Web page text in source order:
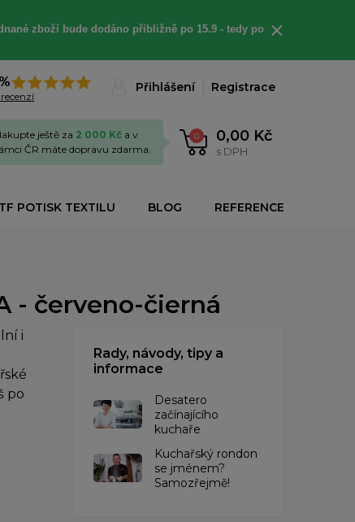
zboží bude dodáno přibližně po 15.9 - tedy po
×
Přihlášení Registrace
0 0,00 Kč
s DPH
ještě za 2 000 Kč a v
ČR máte dopravu zdarma.
POTISK TEXTILU BLOG REFERENCE
- červeno-čierná
i
po
Rady, návody, tipy a
informace
Desatero
začínajícího
kuchaře
Kuchařský rondon
se jménem?
Samozřejmě!